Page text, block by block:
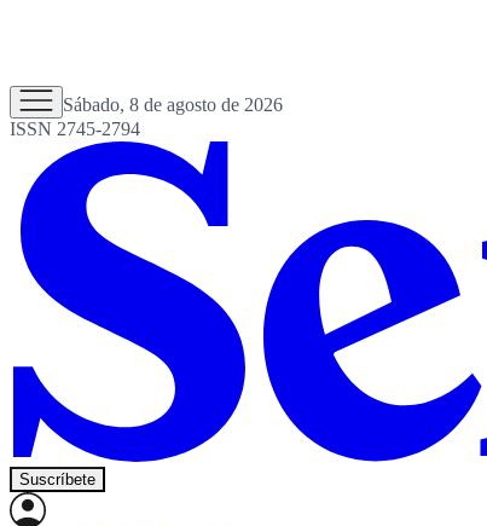
Sábado, 8 de agosto de 2026
ISSN 2745-2794
Suscríbete